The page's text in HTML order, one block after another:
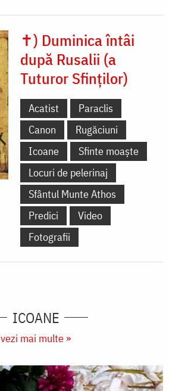
✝) Duminica întâi
după Rusalii (a
Tuturor Sfinților)
Acatist
Paraclis
Canon
Rugăciuni
Icoane
Sfinte moaște
Locuri de pelerinaj
Sfântul Munte Athos
Predici
Video
Fotografii
ICOANE
vezi mai multe »